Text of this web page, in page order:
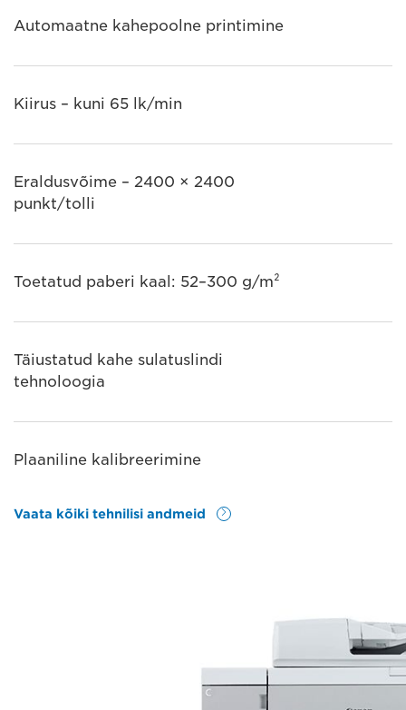
Automaatne kahepoolne printimine
Kiirus – kuni 65 lk/min
Eraldusvõime – 2400 × 2400
punkt/tolli
Toetatud paberi kaal: 52–300 g/m²
Täiustatud kahe sulatuslindi
tehnoloogia
Plaaniline kalibreerimine
Vaata kõiki tehnilisi andmeid